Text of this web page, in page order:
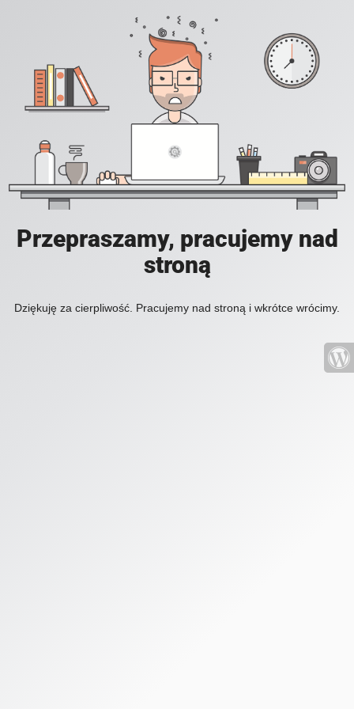
Przepraszamy, pracujemy nad
stroną
Dziękuję za cierpliwość. Pracujemy nad stroną i wkrótce wrócimy.